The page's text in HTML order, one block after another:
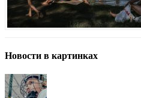
Новости в картинках